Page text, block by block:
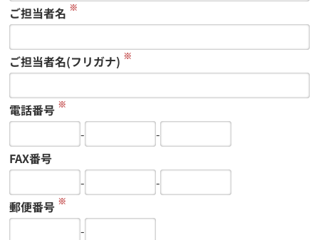
ご担当者名 ※
ご担当者名(フリガナ) ※
電話番号 ※
-
-
FAX番号
-
-
郵便番号 ※
-